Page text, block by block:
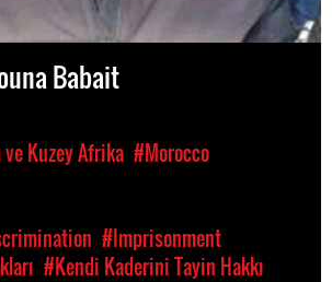
Babait
Kuzey Afrika #Morocco
#Imprisonment
#Kendi Kaderini Tayin Hakkı